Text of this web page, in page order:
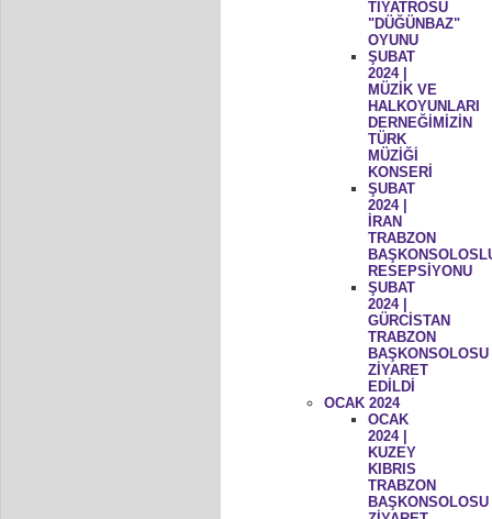
TİYATROSU
"DÜĞÜNBAZ"
OYUNU
ŞUBAT
2024 |
MÜZİK VE
HALKOYUNLARI
DERNEĞİMİZİN
TÜRK
MÜZİĞİ
KONSERİ
ŞUBAT
2024 |
İRAN
TRABZON
RESEPSİYONU
ŞUBAT
2024 |
GÜRCİSTAN
TRABZON
BAŞKONSOLOSU
ZİYARET
EDİLDİ
OCAK 2024
OCAK
2024 |
KUZEY
KIBRIS
TRABZON
BAŞKONSOLOSU